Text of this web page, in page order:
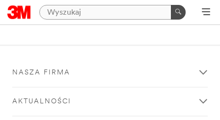
NASZA FIRMA
AKTUALNOŚCI